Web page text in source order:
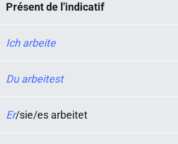
Présent de l'indicatif
Ich arbeite
Du arbeitest
Er/sie/es arbeitet